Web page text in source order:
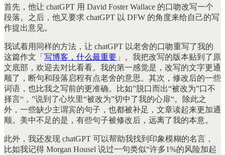
首先，他让 chatGPT 用 David Foster Wallace 的口吻改写一个
段落。之后，他又要求 chatGPT 以 DFW 的角度来给自己的写
作提出意见。
我试着用同样的方法，让 chatGPT 以老舍的口吻重写了我的
这篇作文「 写博客，什么最重要 」。我把改写的版本贴到了原
文底部，欢迎去对比看看。我的第一感觉是，改写的文字更通
顺了，断句和段落启程有点老舍的意思。其次，修改后的一些
词语，也比我之写前的更准确。比如”脱口而出“被改为”口不
择言“，”说到了心坎里“被改为”切中了我的心扉“。除此之
外，一些缺少主谓宾的句子，也都被补足，文章读起来更加通
顺。美中不足的是，有些句子被修改后，远离了我的本意。
此外，我还发现 chatGPT 可以帮助我找到印象模糊的名言，
比如我记得 Morgan Housel 说过一句类似“许多1%的风险加起